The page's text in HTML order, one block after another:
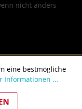
nicht anders
eine bestmögliche
Informationen ...